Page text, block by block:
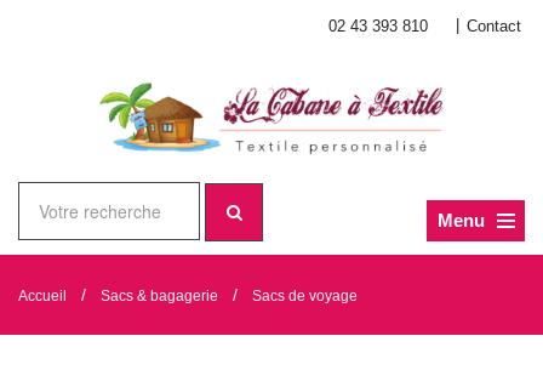
02 43 393 810 Contact
Menu
Accueil / Sacs & bagagerie / Sacs de voyage